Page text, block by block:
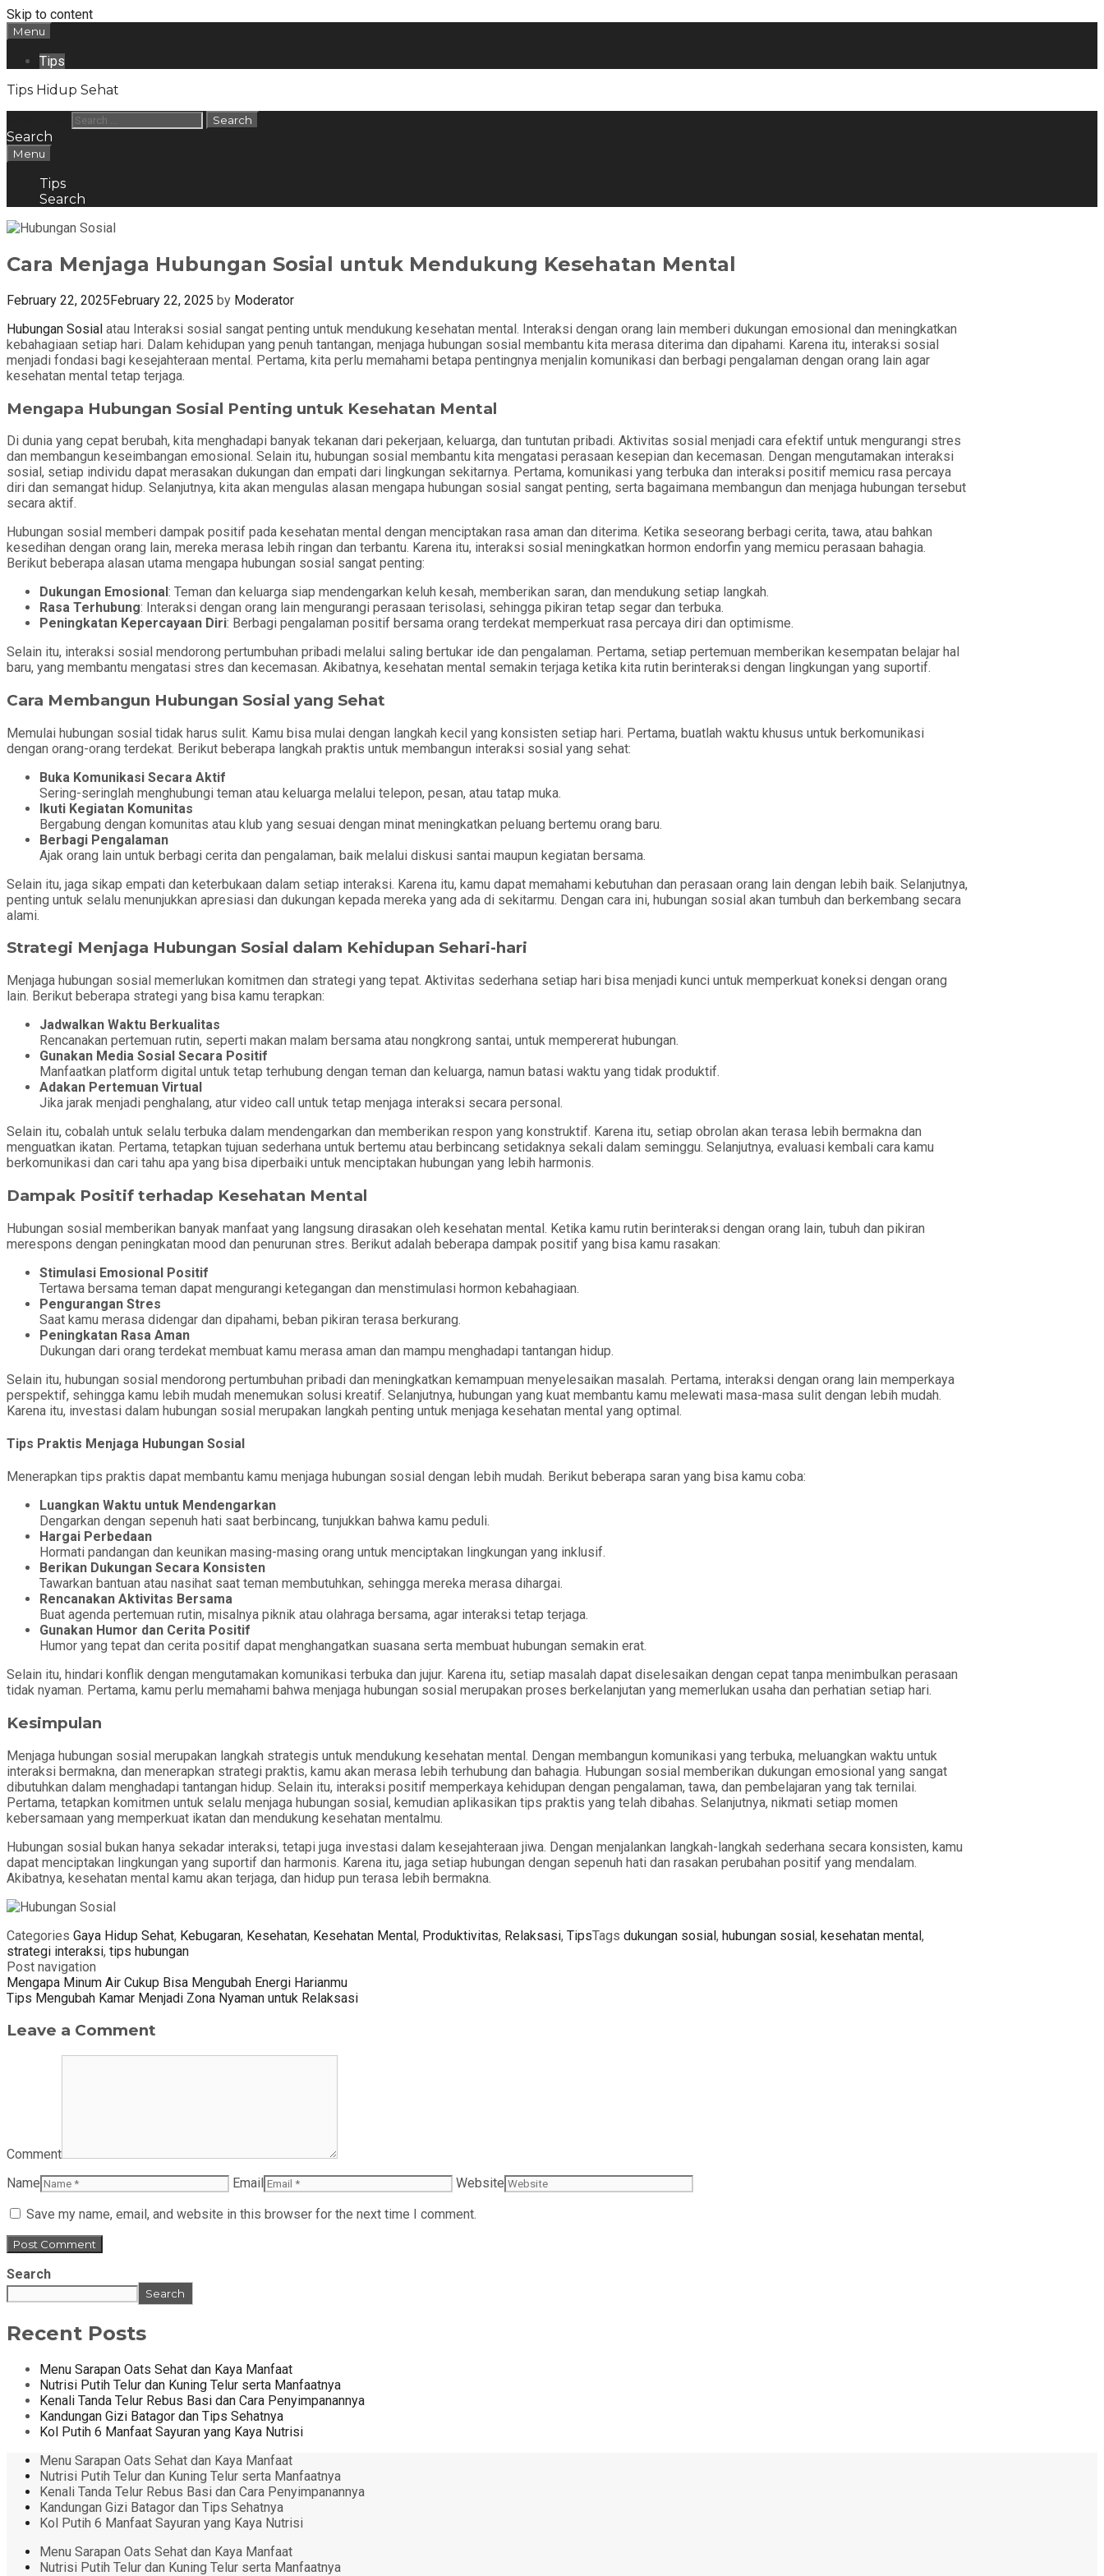
Skip to content
Menu
Tips
Tips Hidup Sehat
Search
Menu
Tips
Search
Cara Menjaga Hubungan Sosial untuk Mendukung Kesehatan Mental
February 22, 2025February 22, 2025 by Moderator
Hubungan Sosial atau Interaksi sosial sangat penting untuk mendukung kesehatan mental. Interaksi dengan orang lain memberi dukungan emosional dan meningkatkan
kebahagiaan setiap hari. Dalam kehidupan yang penuh tantangan, menjaga hubungan sosial membantu kita merasa diterima dan dipahami. Karena itu, interaksi sosial
menjadi fondasi bagi kesejahteraan mental. Pertama, kita perlu memahami betapa pentingnya menjalin komunikasi dan berbagi pengalaman dengan orang lain agar
kesehatan mental tetap terjaga.
Mengapa Hubungan Sosial Penting untuk Kesehatan Mental
Di dunia yang cepat berubah, kita menghadapi banyak tekanan dari pekerjaan, keluarga, dan tuntutan pribadi. Aktivitas sosial menjadi cara efektif untuk mengurangi stres
dan membangun keseimbangan emosional. Selain itu, hubungan sosial membantu kita mengatasi perasaan kesepian dan kecemasan. Dengan mengutamakan interaksi
sosial, setiap individu dapat merasakan dukungan dan empati dari lingkungan sekitarnya. Pertama, komunikasi yang terbuka dan interaksi positif memicu rasa percaya
diri dan semangat hidup. Selanjutnya, kita akan mengulas alasan mengapa hubungan sosial sangat penting, serta bagaimana membangun dan menjaga hubungan tersebut
secara aktif.
Hubungan sosial memberi dampak positif pada kesehatan mental dengan menciptakan rasa aman dan diterima. Ketika seseorang berbagi cerita, tawa, atau bahkan
kesedihan dengan orang lain, mereka merasa lebih ringan dan terbantu. Karena itu, interaksi sosial meningkatkan hormon endorfin yang memicu perasaan bahagia.
Berikut beberapa alasan utama mengapa hubungan sosial sangat penting:
Dukungan Emosional : Teman dan keluarga siap mendengarkan keluh kesah, memberikan saran, dan mendukung setiap langkah.
Rasa Terhubung: Interaksi dengan orang lain mengurangi perasaan terisolasi, sehingga pikiran tetap segar dan terbuka.
Peningkatan Kepercayaan Diri: Berbagi pengalaman positif bersama orang terdekat memperkuat rasa percaya diri dan optimisme.
Selain itu, interaksi sosial mendorong pertumbuhan pribadi melalui saling bertukar ide dan pengalaman. Pertama, setiap pertemuan memberikan kesempatan belajar hal
baru, yang membantu mengatasi stres dan kecemasan. Akibatnya, kesehatan mental semakin terjaga ketika kita rutin berinteraksi dengan lingkungan yang suportif.
Cara Membangun Hubungan Sosial yang Sehat
Memulai hubungan sosial tidak harus sulit. Kamu bisa mulai dengan langkah kecil yang konsisten setiap hari. Pertama, buatlah waktu khusus untuk berkomunikasi
dengan orang-orang terdekat. Berikut beberapa langkah praktis untuk membangun interaksi sosial yang sehat:
Buka Komunikasi Secara Aktif
Sering-seringlah menghubungi teman atau keluarga melalui telepon, pesan, atau tatap muka.
Ikuti Kegiatan Komunitas
Bergabung dengan komunitas atau klub yang sesuai dengan minat meningkatkan peluang bertemu orang baru.
Berbagi Pengalaman
Ajak orang lain untuk berbagi cerita dan pengalaman, baik melalui diskusi santai maupun kegiatan bersama.
Selain itu, jaga sikap empati dan keterbukaan dalam setiap interaksi. Karena itu, kamu dapat memahami kebutuhan dan perasaan orang lain dengan lebih baik. Selanjutnya,
penting untuk selalu menunjukkan apresiasi dan dukungan kepada mereka yang ada di sekitarmu. Dengan cara ini, hubungan sosial akan tumbuh dan berkembang secara
alami.
Strategi Menjaga Hubungan Sosial dalam Kehidupan Sehari-hari
Menjaga hubungan sosial memerlukan komitmen dan strategi yang tepat. Aktivitas sederhana setiap hari bisa menjadi kunci untuk memperkuat koneksi dengan orang
lain. Berikut beberapa strategi yang bisa kamu terapkan:
Jadwalkan Waktu Berkualitas
Rencanakan pertemuan rutin, seperti makan malam bersama atau nongkrong santai, untuk mempererat hubungan.
Gunakan Media Sosial Secara Positif
Manfaatkan platform digital untuk tetap terhubung dengan teman dan keluarga, namun batasi waktu yang tidak produktif.
Adakan Pertemuan Virtual
Jika jarak menjadi penghalang, atur video call untuk tetap menjaga interaksi secara personal.
Selain itu, cobalah untuk selalu terbuka dalam mendengarkan dan memberikan respon yang konstruktif. Karena itu, setiap obrolan akan terasa lebih bermakna dan
menguatkan ikatan. Pertama, tetapkan tujuan sederhana untuk bertemu atau berbincang setidaknya sekali dalam seminggu. Selanjutnya, evaluasi kembali cara kamu
berkomunikasi dan cari tahu apa yang bisa diperbaiki untuk menciptakan hubungan yang lebih harmonis.
Dampak Positif terhadap Kesehatan Mental
Hubungan sosial memberikan banyak manfaat yang langsung dirasakan oleh kesehatan mental. Ketika kamu rutin berinteraksi dengan orang lain, tubuh dan pikiran
merespons dengan peningkatan mood dan penurunan stres. Berikut adalah beberapa dampak positif yang bisa kamu rasakan:
Stimulasi Emosional Positif
Tertawa bersama teman dapat mengurangi ketegangan dan menstimulasi hormon kebahagiaan.
Pengurangan Stres
Saat kamu merasa didengar dan dipahami, beban pikiran terasa berkurang.
Peningkatan Rasa Aman
Dukungan dari orang terdekat membuat kamu merasa aman dan mampu menghadapi tantangan hidup.
Selain itu, hubungan sosial mendorong pertumbuhan pribadi dan meningkatkan kemampuan menyelesaikan masalah. Pertama, interaksi dengan orang lain memperkaya
perspektif, sehingga kamu lebih mudah menemukan solusi kreatif. Selanjutnya, hubungan yang kuat membantu kamu melewati masa-masa sulit dengan lebih mudah.
Karena itu, investasi dalam hubungan sosial merupakan langkah penting untuk menjaga kesehatan mental yang optimal.
Tips Praktis Menjaga Hubungan Sosial
Menerapkan tips praktis dapat membantu kamu menjaga hubungan sosial dengan lebih mudah. Berikut beberapa saran yang bisa kamu coba:
Luangkan Waktu untuk Mendengarkan
Dengarkan dengan sepenuh hati saat berbincang, tunjukkan bahwa kamu peduli.
Hargai Perbedaan
Hormati pandangan dan keunikan masing-masing orang untuk menciptakan lingkungan yang inklusif.
Berikan Dukungan Secara Konsisten
Tawarkan bantuan atau nasihat saat teman membutuhkan, sehingga mereka merasa dihargai.
Rencanakan Aktivitas Bersama
Buat agenda pertemuan rutin, misalnya piknik atau olahraga bersama, agar interaksi tetap terjaga.
Gunakan Humor dan Cerita Positif
Humor yang tepat dan cerita positif dapat menghangatkan suasana serta membuat hubungan semakin erat.
Selain itu, hindari konflik dengan mengutamakan komunikasi terbuka dan jujur. Karena itu, setiap masalah dapat diselesaikan dengan cepat tanpa menimbulkan perasaan
tidak nyaman. Pertama, kamu perlu memahami bahwa menjaga hubungan sosial merupakan proses berkelanjutan yang memerlukan usaha dan perhatian setiap hari.
Kesimpulan
Menjaga hubungan sosial merupakan langkah strategis untuk mendukung kesehatan mental. Dengan membangun komunikasi yang terbuka, meluangkan waktu untuk
interaksi bermakna, dan menerapkan strategi praktis, kamu akan merasa lebih terhubung dan bahagia. Hubungan sosial memberikan dukungan emosional yang sangat
dibutuhkan dalam menghadapi tantangan hidup. Selain itu, interaksi positif memperkaya kehidupan dengan pengalaman, tawa, dan pembelajaran yang tak ternilai.
Pertama, tetapkan komitmen untuk selalu menjaga hubungan sosial, kemudian aplikasikan tips praktis yang telah dibahas. Selanjutnya, nikmati setiap momen
kebersamaan yang memperkuat ikatan dan mendukung kesehatan mentalmu.
Hubungan sosial bukan hanya sekadar interaksi, tetapi juga investasi dalam kesejahteraan jiwa. Dengan menjalankan langkah-langkah sederhana secara konsisten, kamu
dapat menciptakan lingkungan yang suportif dan harmonis. Karena itu, jaga setiap hubungan dengan sepenuh hati dan rasakan perubahan positif yang mendalam.
Akibatnya, kesehatan mental kamu akan terjaga, dan hidup pun terasa lebih bermakna.
Categories Gaya Hidup Sehat, Kebugaran, Kesehatan, Kesehatan Mental, Produktivitas, Relaksasi, TipsTags dukungan sosial, hubungan sosial, kesehatan mental,
strategi interaksi, tips hubungan
Post navigation
Mengapa Minum Air Cukup Bisa Mengubah Energi Harianmu
Tips Mengubah Kamar Menjadi Zona Nyaman untuk Relaksasi
Leave a Comment
Comment
Name
Email
Website
Save my name, email, and website in this browser for the next time I comment.
Search
Search
Recent Posts
Menu Sarapan Oats Sehat dan Kaya Manfaat
Nutrisi Putih Telur dan Kuning Telur serta Manfaatnya
Kenali Tanda Telur Rebus Basi dan Cara Penyimpanannya
Kandungan Gizi Batagor dan Tips Sehatnya
Kol Putih 6 Manfaat Sayuran yang Kaya Nutrisi
Menu Sarapan Oats Sehat dan Kaya Manfaat
Nutrisi Putih Telur dan Kuning Telur serta Manfaatnya
Kenali Tanda Telur Rebus Basi dan Cara Penyimpanannya
Kandungan Gizi Batagor dan Tips Sehatnya
Kol Putih 6 Manfaat Sayuran yang Kaya Nutrisi
Menu Sarapan Oats Sehat dan Kaya Manfaat
Nutrisi Putih Telur dan Kuning Telur serta Manfaatnya